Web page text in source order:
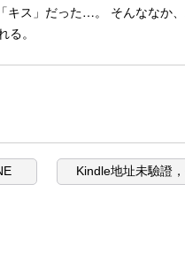
キス」だった…。 そんななか
。
Kindle地址未驗證